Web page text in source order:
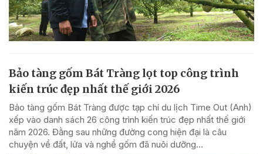
Bảo tàng gốm Bát Tràng lọt top công trình
kiến trúc đẹp nhất thế giới 2026
Bảo tàng gốm Bát Tràng được tạp chí du lịch Time Out (Anh)
xếp vào danh sách 26 công trình kiến trúc đẹp nhất thế giới
năm 2026. Đằng sau những đường cong hiện đại là câu
chuyện về đất, lửa và nghề gốm đã nuôi dưỡng...